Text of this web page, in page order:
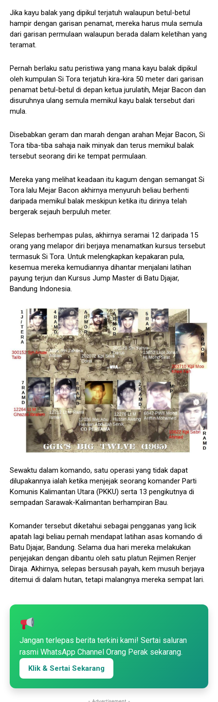
Jika kayu balak yang dipikul terjatuh walaupun betul-betul
hampir dengan garisan penamat, mereka harus mula semula
dari garisan permulaan walaupun berada dalam keletihan yang
teramat.
Pernah berlaku satu peristiwa yang mana kayu balak dipikul
oleh kumpulan Si Tora terjatuh kira-kira 50 meter dari garisan
penamat betul-betul di depan ketua jurulatih, Mejar Bacon dan
disuruhnya ulang semula memikul kayu balak tersebut dari
mula.
Disebabkan geram dan marah dengan arahan Mejar Bacon, Si
Tora tiba-tiba sahaja naik minyak dan terus memikul balak
tersebut seorang diri ke tempat permulaan.
Mereka yang melihat keadaan itu kagum dengan semangat Si
Tora lalu Mejar Bacon akhirnya menyuruh beliau berhenti
daripada memikul balak meskipun ketika itu dirinya telah
bergerak sejauh berpuluh meter.
Selepas berhempas pulas, akhirnya seramai 12 daripada 15
orang yang melapor diri berjaya menamatkan kursus tersebut
termasuk Si Tora. Untuk melengkapkan kepakaran pula,
kesemua mereka kemudiannya dihantar menjalani latihan
payung terjun dan Kursus Jump Master di Batu Djajar,
Bandung Indonesia.
Sewaktu dalam komando, satu operasi yang tidak dapat
dilupakannya ialah ketika menjejak seorang komander Parti
Komunis Kalimantan Utara (PKKU) serta 13 pengikutnya di
sempadan Sarawak-Kalimantan berhampiran Bau.
Komander tersebut diketahui sebagai pengganas yang licik
apatah lagi beliau pernah mendapat latihan asas komando di
Batu Djajar, Bandung. Selama dua hari mereka melakukan
penjejakan dengan dibantu oleh satu platun Rejimen Renjer
Diraja. Akhirnya, selepas bersusah payah, kem musuh berjaya
ditemui di dalam hutan, tetapi malangnya mereka sempat lari.
Jangan terlepas berita terkini kami! Sertai saluran
rasmi WhatsApp Channel Orang Perak sekarang.
Klik & Sertai Sekarang